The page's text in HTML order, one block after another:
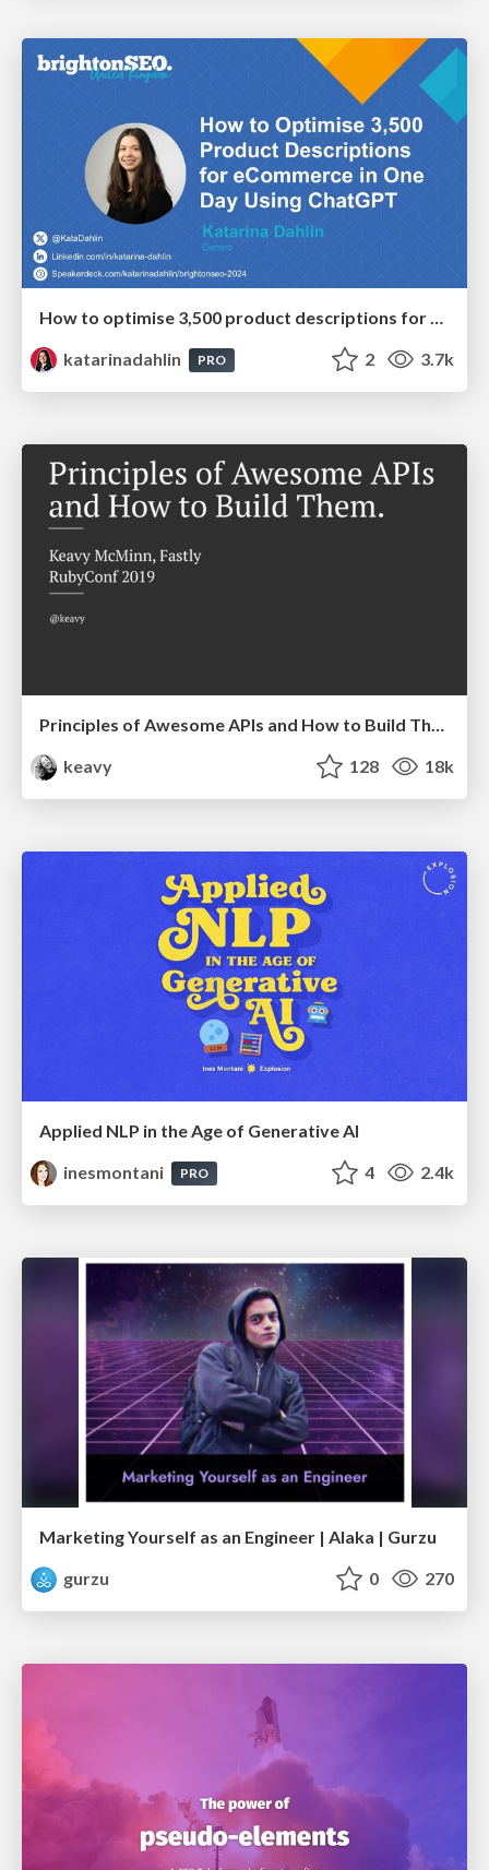
How to optimise 3,500 product descriptions for ecommerce in one day using ChatGPT
katarinadahlin
PRO 2 3.7k
keavy
128 18k
Applied NLP in the Age of Generative AI
inesmontani
PRO 4 2.4k
Marketing Yourself as an Engineer | Alaka | Gurzu
gurzu
0 270